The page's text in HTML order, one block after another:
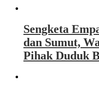
Sengketa
dan Sumut,
Pihak Duduk